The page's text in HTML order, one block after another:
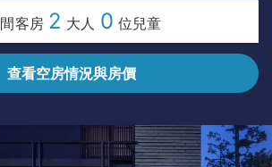
間客房 2 大人 0 位兒童
查看空房情況與房價